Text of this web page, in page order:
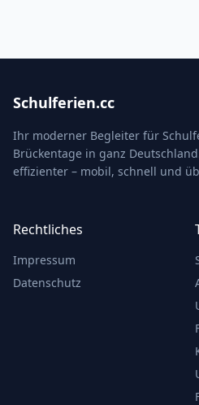
Schulferien.cc
Ihr moderner Begleiter für
Brückentage in ganz
effizienter – mobil, schnell und
Rechtliches
Impressum
Datenschutz